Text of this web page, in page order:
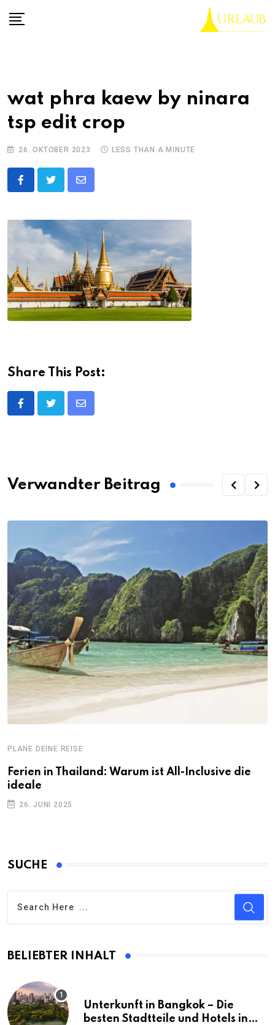
wat phra kaew by ninara
tsp edit crop
26. OKTOBER 2023 LESS THAN A MINUTE
Share
Email
Share This Post:
Share
Verwandter Beitrag
PLANE DEINE REISE
Ferien in Thailand: Warum ist All-Inclusive die
ideale
26. JUNI 2025
SUCHE
BELIEBTER INHALT
Unterkunft in Bangkok – Die
besten Stadtteile und Hotels in